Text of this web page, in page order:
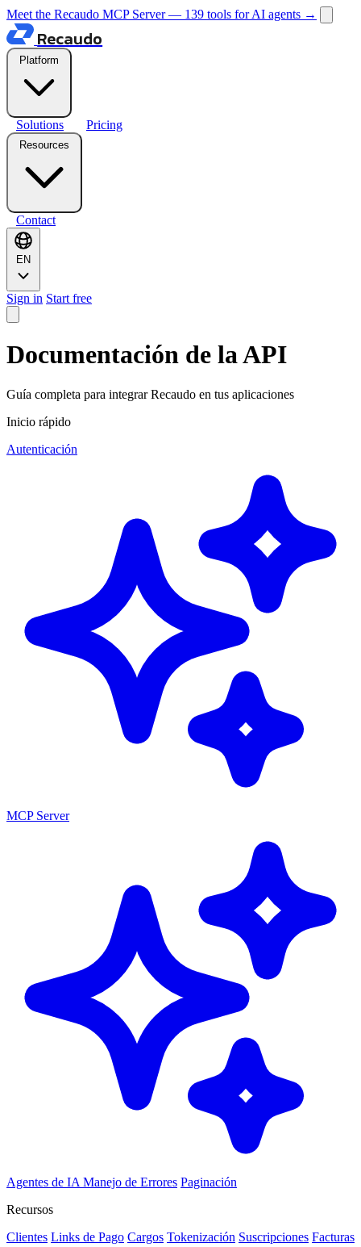
Meet the Recaudo MCP Server — 139 tools for AI agents →
Recaudo
Platform
Solutions Pricing
Resources
Contact
EN
Sign in Start free
Documentación de la API
Guía completa para integrar Recaudo en tus aplicaciones
Inicio rápido
Autenticación
MCP Server
Agentes de IA Manejo de Errores Paginación
Recursos
Clientes Links de Pago Cargos Tokenización Suscripciones Facturas